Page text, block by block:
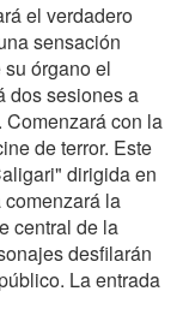
el verdadero
sensación
órgano el
dos sesiones a
Comenzará con la
de terror. Este
dirigida en
la
central de la
desfilarán
La entrada